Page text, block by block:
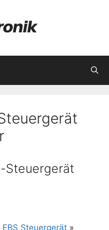
Steuergerät
EBS Steuergerät »